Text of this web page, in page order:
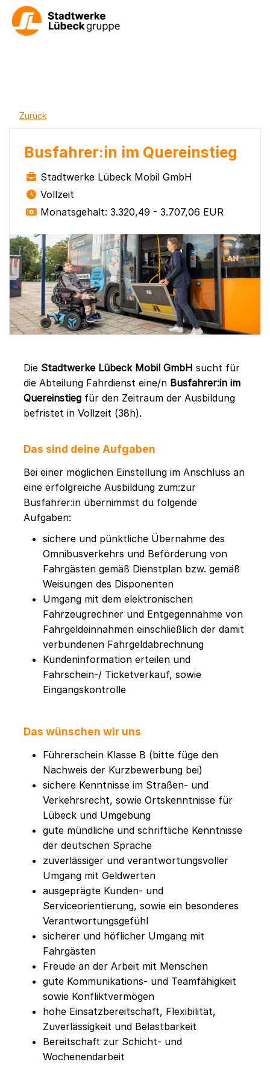
Zurück
Busfahrer:in im Quereinstieg
Stadtwerke Lübeck Mobil GmbH
Vollzeit
Monatsgehalt: 3.320,49 - 3.707,06 EUR
Die Stadtwerke Lübeck Mobil GmbH sucht für
die Abteilung Fahrdienst eine/n Busfahrer:in im
Quereinstieg für den Zeitraum der Ausbildung
befristet in Vollzeit (38h).
Das sind deine Aufgaben
Bei einer möglichen Einstellung im Anschluss an
eine erfolgreiche Ausbildung zum:zur
Busfahrer:in übernimmst du folgende
Aufgaben:
sichere und pünktliche Übernahme des
Omnibusverkehrs und Beförderung von
Fahrgästen gemäß Dienstplan bzw. gemäß
Weisungen des Disponenten
Umgang mit dem elektronischen
Fahrzeugrechner und Entgegennahme von
Fahrgeldeinnahmen einschließlich der damit
verbundenen Fahrgeldabrechnung
Kundeninformation erteilen und
Fahrschein-/ Ticketverkauf, sowie
Eingangskontrolle
Das wünschen wir uns
Führerschein Klasse B (bitte füge den
Nachweis der Kurzbewerbung bei)
sichere Kenntnisse im Straßen- und
Verkehrsrecht, sowie Ortskenntnisse für
Lübeck und Umgebung
gute mündliche und schriftliche Kenntnisse
der deutschen Sprache
zuverlässiger und verantwortungsvoller
Umgang mit Geldwerten
ausgeprägte Kunden- und
Serviceorientierung, sowie ein besonderes
Verantwortungsgefühl
sicherer und höflicher Umgang mit
Fahrgästen
Freude an der Arbeit mit Menschen
gute Kommunikations- und Teamfähigkeit
sowie Konfliktvermögen
hohe Einsatzbereitschaft, Flexibilität,
Zuverlässigkeit und Belastbarkeit
Bereitschaft zur Schicht- und
Wochenendarbeit